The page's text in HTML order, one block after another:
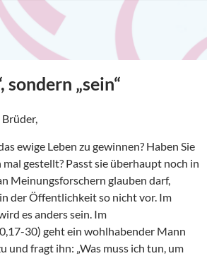
sondern „sein“
ewige Leben zu gewinnen? Haben Sie
mal gestellt? Passt sie überhaupt noch in
Meinungsforschern glauben darf,
der Öffentlichkeit so nicht vor. Im
es anders sein. Im
30) geht ein wohlhabender Mann
und fragt ihn: „Was muss ich tun, um